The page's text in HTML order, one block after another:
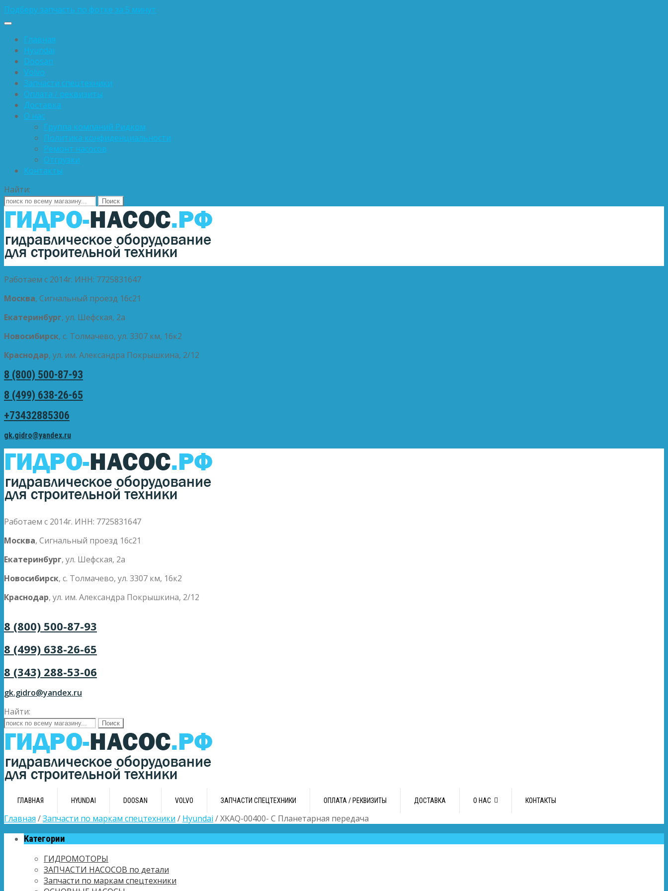
Подберу запчасть по фотке за 5 минут
Главная
Hyundai
Doosan
Volvo
Запчасти спецтехники
Оплата / реквизиты
Доставка
О нас
Группа компаний Ридком
Политика конфиденциальности
Ремонт насосов
Отгрузки
Контакты
Найти:
Работаем с 2014г. ИНН: 7725831647
Москва, Сигнальный проезд 16с21
Екатеринбург, ул. Шефская, 2а
Новосибирск, с. Толмачево, ул. 3307 км, 16к2
Краснодар, ул. им. Александра Покрышкина, 2/12
8 (800) 500-87-93
8 (499) 638-26-65
+73432885306
gk.gidro@yandex.ru
Работаем с 2014г. ИНН: 7725831647
Москва, Сигнальный проезд 16с21
Екатеринбург, ул. Шефская, 2а
Новосибирск, с. Толмачево, ул. 3307 км, 16к2
Краснодар, ул. им. Александра Покрышкина, 2/12
8 (800) 500-87-93
8 (499) 638-26-65
8 (343) 288-53-06
gk.gidro@yandex.ru
Найти:
ГЛАВНАЯ HYUNDAI DOOSAN VOLVO ЗАПЧАСТИ СПЕЦТЕХНИКИ ОПЛАТА / РЕКВИЗИТЫ ДОСТАВКА О НАС КОНТАКТЫ
Главная /Запчасти по маркам спецтехники / Hyundai / XKAQ-00400- C Планетарная передача
Категории
ГИДРОМОТОРЫ
ЗАПЧАСТИ НАСОСОВ по детали
Запчасти по маркам спецтехники